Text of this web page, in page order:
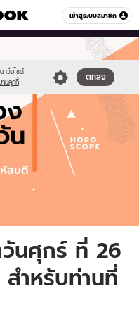
เข้าสู่ระบบสมาชิก
หมวดอื่นๆ
เว็บไซต์
ายคุกกี้
ตกลง
วันศุกร์ ที่ 26
ำหรับท่านที่